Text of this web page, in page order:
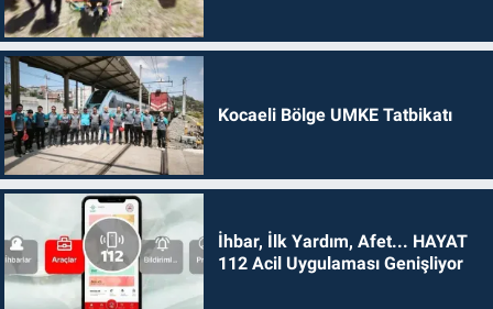
Kocaeli Bölge UMKE Tatbikatı
İhbar, İlk Yardım, Afet... HAYAT
112 Acil Uygulaması Genişliyor